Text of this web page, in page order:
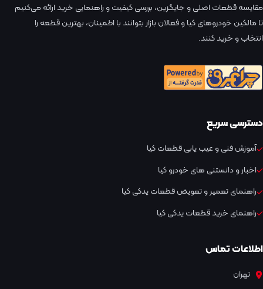
مقایسه قطعات اصلی و جایگزین، بررسی کیفیت و راهنمایی خرید ارائه می‌کنیم
تا مالکین خودروهای کیا و فعالان بازار بتوانند با اطمینان، بهترین قطعه را
انتخاب و خرید کنند.
دسترسی سریع
آموزش فنی و عیب یابی قطعات کیا
اخبار و دانستنی های خودرو کیا
راهنمای تعمیر و تعویض قطعات یدکی کیا
راهنمای خرید قطعات یدکی کیا
اطلاعات تماس
تهران